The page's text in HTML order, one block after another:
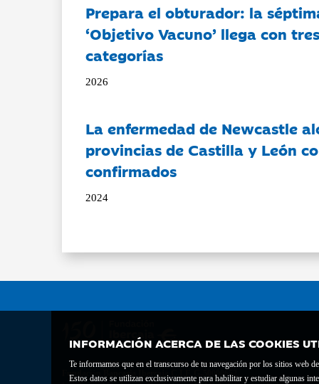
INFORMACIÓN ACERCA DE LAS COOKIES
Te informamos que en el transcurso de tu navegación por los sitios web
Estos datos se utilizan exclusivamente para habilitar y estudiar algunas
Prepara el obturador: la
‘Objetivo Vacuno’ llega con
categorías
2026
La enfermedad de Newcastle
provincias de Castilla y León
confirmados
2024
Fundación Bancaria Ibercaja C.I.F. G-50000652.